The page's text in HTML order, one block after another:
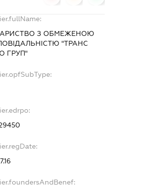
З ОБМЕЖЕНОЮ
"ТРАНС
ГРУП"